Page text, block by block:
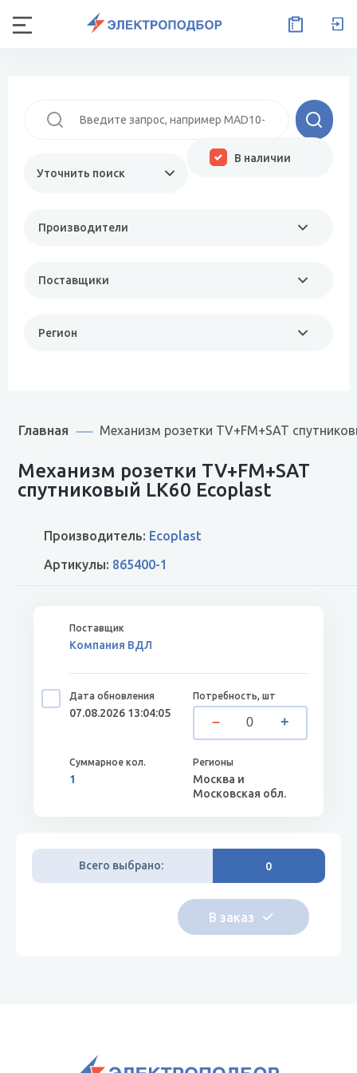
Уточнить поиск
Производители
Поставщики
Регион
В наличии
Главная Механизм розетки TV+FM+SAT
Механизм розетки TV+FM+SAT
спутниковый LK60 Ecoplast
Производитель: Ecoplast
Артикулы: 865400-1
Компания ВДЛ
07.08.2026 13:04:05
1
Москва и
Московская обл.
Всего выбрано: 0